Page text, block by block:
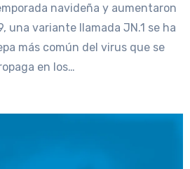
navideña y aumentaron
una variante llamada JN.1 se ha
más común del virus que se
en los…